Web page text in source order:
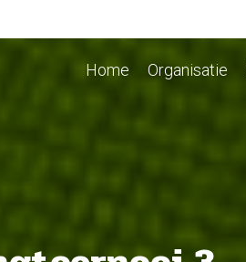
Home Organisatie